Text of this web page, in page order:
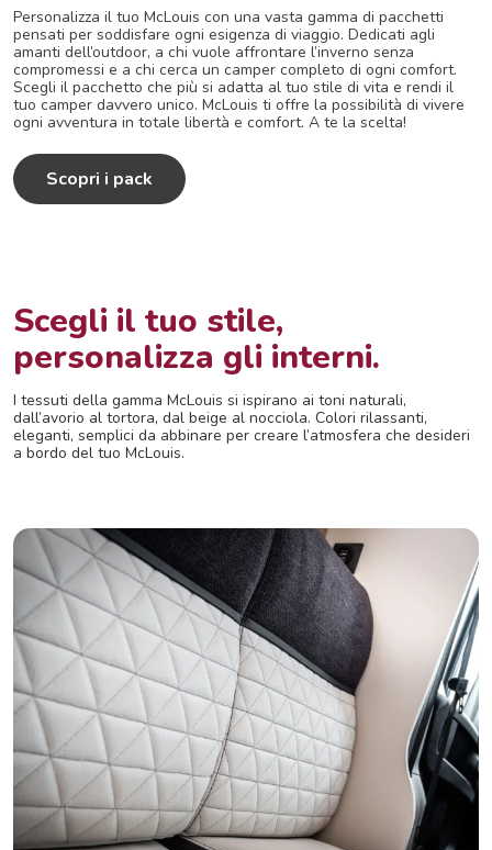
Personalizza il tuo McLouis con una vasta gamma di pacchetti
pensati per soddisfare ogni esigenza di viaggio. Dedicati agli
amanti dell’outdoor, a chi vuole affrontare l’inverno senza
compromessi e a chi cerca un camper completo di ogni comfort.
Scegli il pacchetto che più si adatta al tuo stile di vita e rendi il
tuo camper davvero unico. McLouis ti offre la possibilità di vivere
ogni avventura in totale libertà e comfort. A te la scelta!
Scopri i pack
Scegli il tuo stile,
personalizza gli interni.
I tessuti della gamma McLouis si ispirano ai toni naturali,
dall’avorio al tortora, dal beige al nocciola. Colori rilassanti,
eleganti, semplici da abbinare per creare l’atmosfera che desideri
a bordo del tuo McLouis.